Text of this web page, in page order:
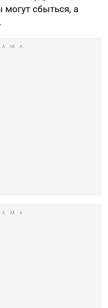
могут сбыться, а